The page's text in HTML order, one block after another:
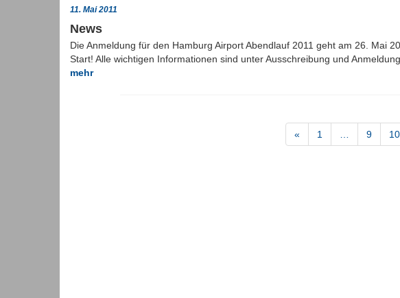
11. Mai 2011
News
Die Anmeldung für den Hamburg Airport Abendlauf 2011 geht am 26. Mai
Start! Alle wichtigen Informationen sind unter Ausschreibung und
mehr
« 1 9 10